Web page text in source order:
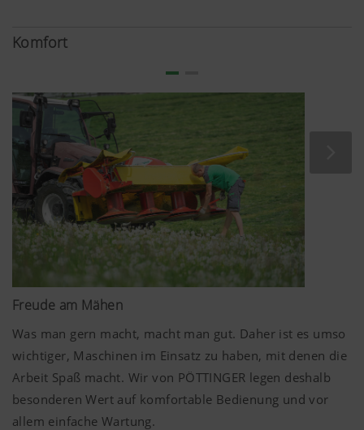
KTL-Lackierung mit Pulverbeschichtung garantiert
Komfort
Freude am Mähen
Was man gern macht, macht man gut. Daher ist es umso
wichtiger, Maschinen im Einsatz zu haben, mit denen die
Arbeit Spaß macht. Wir von PÖTTINGER legen deshalb
besonderen Wert auf komfortable Bedienung und vor
allem einfache Wartung.